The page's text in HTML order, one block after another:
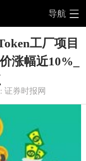
导航
工厂项目
涨幅近10%_
证券时报网